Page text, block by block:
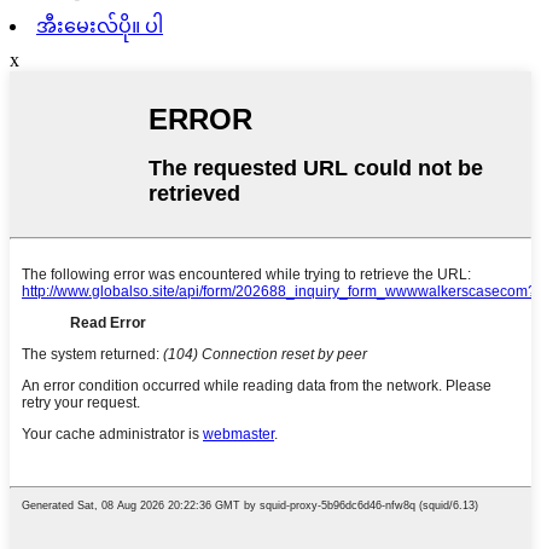
အီးမေးလ်ပို။ ပါ
x